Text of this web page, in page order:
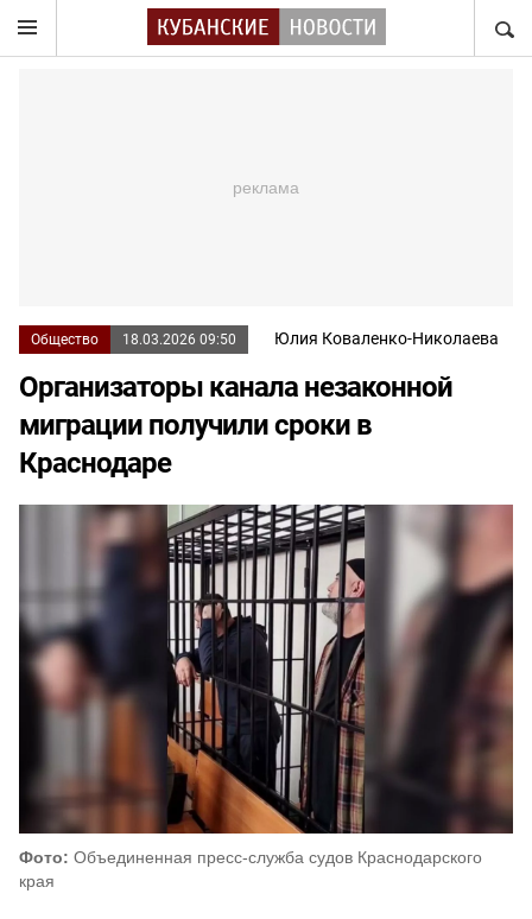
Общество 18.03.2026 09:50 Юлия Коваленко-Николаева
Организаторы канала незаконной
миграции получили сроки в
Краснодаре
Фото: Объединенная пресс-служба судов Краснодарского
края